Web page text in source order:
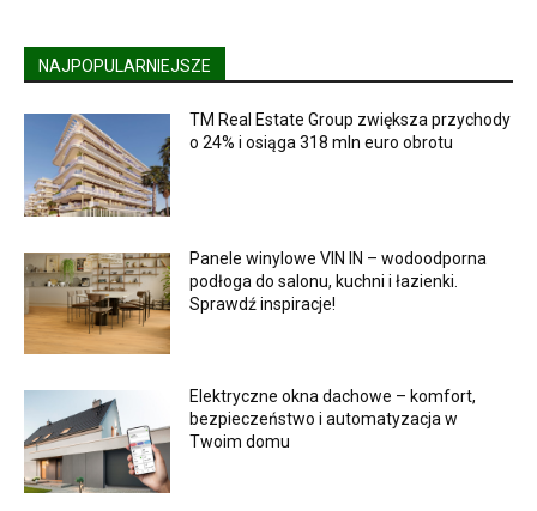
NAJPOPULARNIEJSZE
TM Real Estate Group zwiększa przychody
o 24% i osiąga 318 mln euro obrotu
Panele winylowe VIN IN – wodoodporna
podłoga do salonu, kuchni i łazienki.
Sprawdź inspiracje!
Elektryczne okna dachowe – komfort,
bezpieczeństwo i automatyzacja w
Twoim domu